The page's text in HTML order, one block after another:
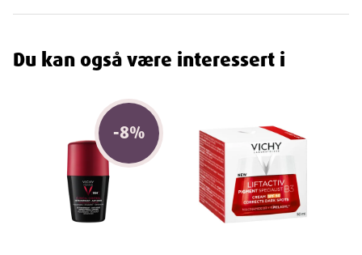
Du kan også være interessert i
-8%